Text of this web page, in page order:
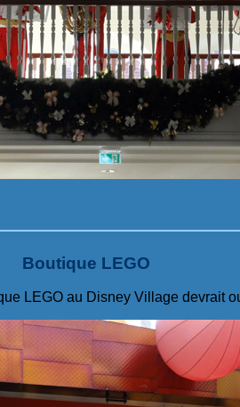
Boutique LEGO
LEGO au Disney Village devrait